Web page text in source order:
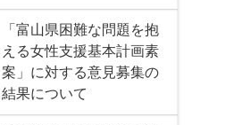
「富山県困難な問題を抱
える女性支援基本計画素
案」に対する意見募集の
結果について